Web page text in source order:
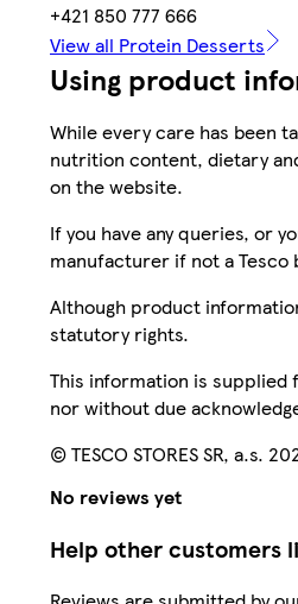
+421 850 777 666
View all Protein Desserts
Using product
While every care has been
nutrition content, dietary
on the website.
If you have any queries, or
manufacturer if not a Tesco
Although product
statutory rights.
This information is supplied
nor without due
© TESCO STORES SR, a.s.
No reviews yet
Help other customers